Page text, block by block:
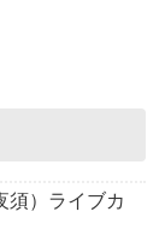
須）ライブカ